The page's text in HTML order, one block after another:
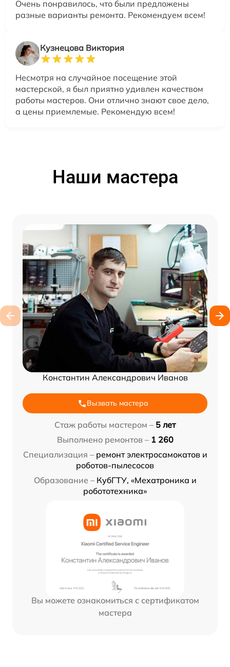
Очень понравилось, что были предложены
разные варианты ремонта. Рекомендуем всем!
Кузнецова Виктория
Несмотря на случайное посещение этой
мастерской, я был приятно удивлен качеством
работы мастеров. Они отлично знают свое дело,
а цены приемлемые. Рекомендую всем!
Наши мастера
Константин Александрович Иванов
Вызвать мастера
Стаж работы мастером – 5 лет
Выполнено ремонтов – 1 260
Специализация – ремонт электросамокатов и
роботов-пылесосов
Образование – КубГТУ, «Мехатроника и
робототехника»
Вы можете ознакомиться с сертификатом
мастера